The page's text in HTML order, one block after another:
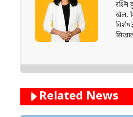
रश्मि
खेल,
Related News